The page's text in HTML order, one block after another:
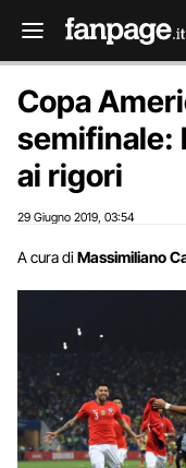
Copa
semifinale:
ai rigori
29 Giugno 2019 03:54
A cura di Massimiliano